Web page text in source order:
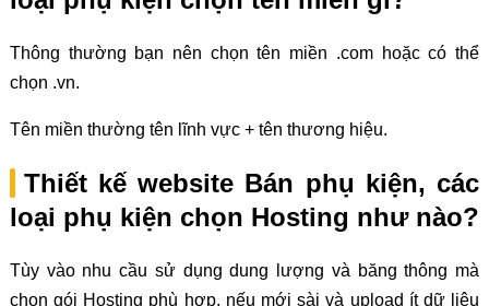
Thông thường bạn nên chọn tên miền .com hoặc có thể
chọn .vn.
Tên miền thường tên lĩnh vực + tên thương hiệu.
Thiết kế website Bán phụ kiện, các
loại phụ kiện chọn Hosting như nào?
Tùy vào nhu cầu sử dụng dung lượng và băng thông mà
chọn gói Hosting phù hợp, nếu mới sài và upload ít dữ liệu